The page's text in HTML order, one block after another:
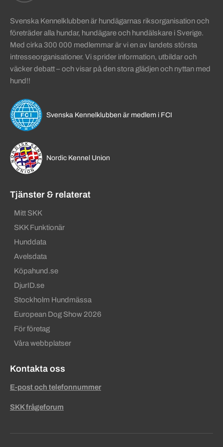
Svenska Kennelklubben är hundägarnas riksorganisation och
företräder alla hundar, hundägare och hundälskare i Sverige.
Med cirka 300 000 medlemmar är vi en av landets största
intresseorganisationer. Vi sprider information, utbildar och
väcker debatt – och visar på den stora glädjen och nyttan med
hund!!
Svenska Kennelklubben är medlem i FCI
Nordic Kennel Union
Tjänster & relaterat
Mitt SKK
SKK Funktionär
Hunddata
Avelsdata
Köpahund.se
DjurID.se
Stockholm Hundmässa
European Dog Show 2026
För företag
Våra webbplatser
Kontakta oss
E-post och telefonnummer
SKK frågeforum